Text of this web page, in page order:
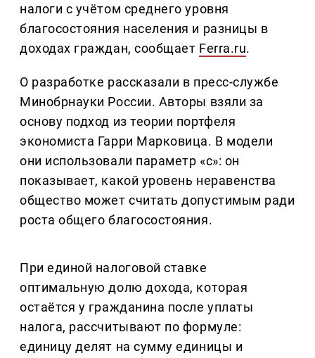
налоги с учётом среднего уровня
благосостояния населения и разницы в
доходах граждан, сообщает Ferra.ru.
О разработке рассказали в пресс-службе
Минобрнауки России. Авторы взяли за
основу подход из теории портфеля
экономиста Гарри Марковица. В модели
они использовали параметр «с»: он
показывает, какой уровень неравенства
общество может считать допустимым ради
роста общего благосостояния.
При единой налоговой ставке
оптимальную долю дохода, которая
остаётся у гражданина после уплаты
налога, рассчитывают по формуле:
единицу делят на сумму единицы и